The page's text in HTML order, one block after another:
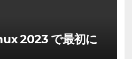
2023 で最初に